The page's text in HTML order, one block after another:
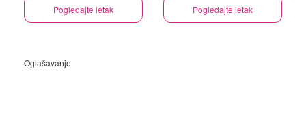
Pogledajte letak Pogledajte letak
Oglašavanje